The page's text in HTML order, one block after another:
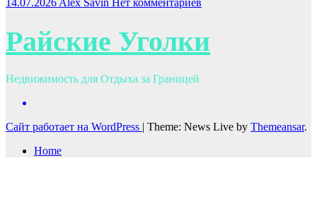
14.07.2026Alex Savin Нет комментариев
Райские Уголки
Недвижимость для Отдыха за Границей
Сайт работает на WordPress | Theme: News Live by Themeansar.
Home